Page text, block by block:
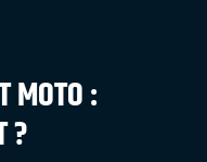
MOTO :
?